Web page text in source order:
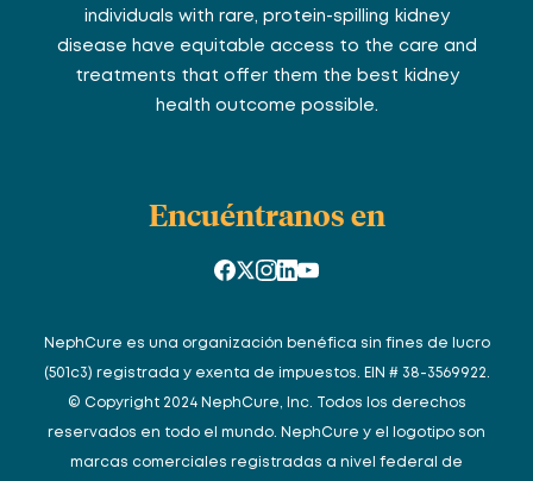
individuals with rare, protein-spilling kidney
disease have equitable access to the care and
treatments that offer them the best kidney
health outcome possible.
Encuéntranos en
NephCure es una organización benéfica sin fines de lucro
(501c3) registrada y exenta de impuestos. EIN # 38-3569922.
© Copyright 2024 NephCure, Inc. Todos los derechos
reservados en todo el mundo. NephCure y el logotipo son
marcas comerciales registradas a nivel federal de